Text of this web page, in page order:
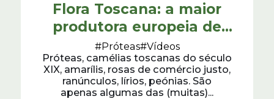
Flora Toscana: a maior
produtora europeia de
próteas
#Próteas#Vídeos
Próteas, camélias toscanas do século
XIX, amarílis, rosas de comércio justo,
ranúnculos, lírios, peónias. São
apenas algumas das (muitas)...